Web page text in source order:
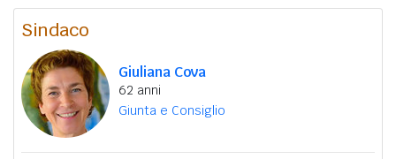
Sindaco
Giuliana Cova
62 anni
Giunta e Consiglio